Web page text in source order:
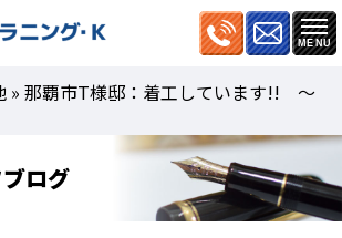
»那覇市T様邸：着工しています!! ～
ログ